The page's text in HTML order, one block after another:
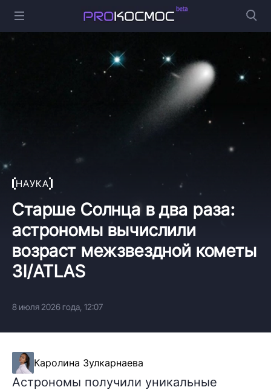
НАУКА
Старше Солнца в два раза:
астрономы вычислили
возраст межзвездной кометы
3I/ATLAS
8 июля 2026 года, 12:07
Каролина Зулкарнаева
Астрономы получили уникальные